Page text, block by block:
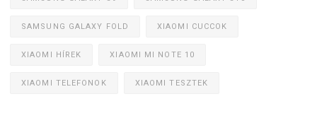
SAMSUNG GALAXY FOLD XIAOMI CUCCOK
XIAOMI HÍREK XIAOMI MI NOTE 10
XIAOMI TELEFONOK XIAOMI TESZTEK